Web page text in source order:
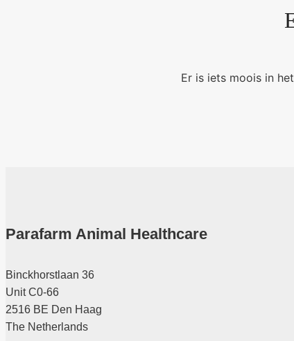
Er is iets moois in
Parafarm Animal Healthcare
Binckhorstlaan 36
Unit C0-66
2516 BE Den Haag
The Netherlands